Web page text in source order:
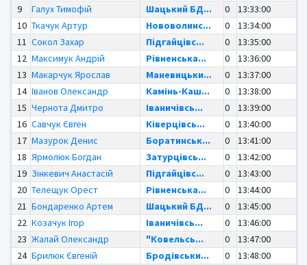
9
Галух Тимофій Шацький БД... 0
13:33:00
10 Ткачук Артур Нововолинс... 0
13:34:00
11 Сокол Захар Підгайцівс... 0
13:35:00
12 Максимук Андрій Рівненська... 0
13:36:00
13 Макарчук Ярослав Маневицьки... 0
13:37:00
14 Іванов Олександр Камінь-Каш... 0
13:38:00
15 Чернота Дмитро Іваничівсь... 0
13:39:00
16 Савчук Євген Ківерцівсь... 0
13:40:00
17 Мазурок Денис Боратинськ... 0
13:41:00
18 Ярмолюк Богдан Затурцівсь... 0
13:42:00
19 Зінкевич Анастасій Підгайцівс... 0
13:43:00
20 Телещук Орест Рівненська... 0
13:44:00
21 Бондаренко Артем Шацький БД... 0
13:45:00
22 Козачук Ігор Іваничівсь... 0
13:46:00
23 Жалай Олександр "Ковельсь... 0
13:47:00
24 Брилюк Євгеній Бродівськи... 0
13:48:00